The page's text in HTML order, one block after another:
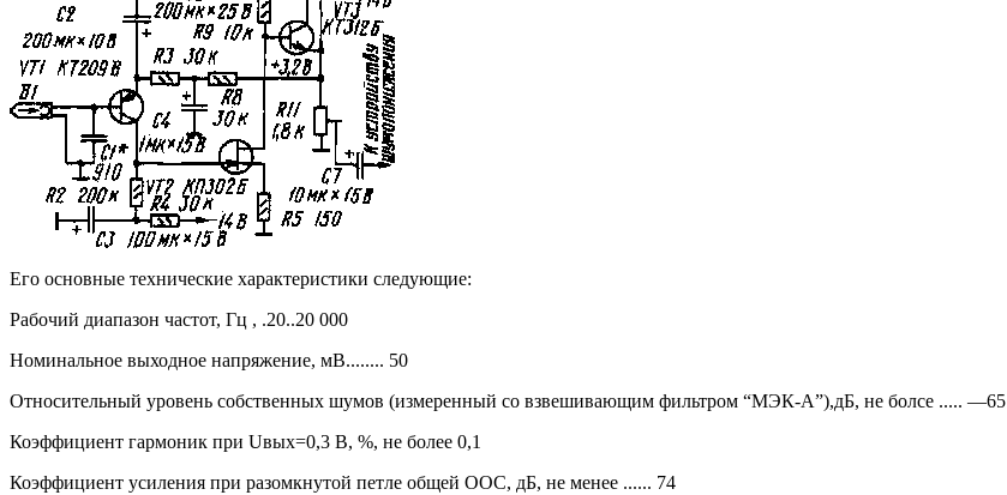
Его основные технические характеристики следующие:
Рабочий диапазон частот, Гц , .20..20 000
Номинальное выходное напряжение, мВ........ 50
Относительный уровень собственных шумов (измеренный со взвешивающим фильтром “МЭК-А”),дБ, не болсе ..... —65
Коэффициент гармоник при Uвых=0,3 В, %, не более 0,1
Коэффициент усиления при разомкнутой петле общей ООС, дБ, не менее ...... 74